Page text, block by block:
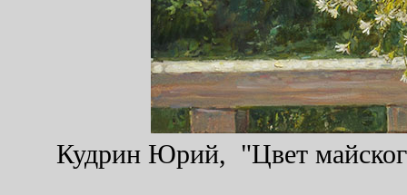
Кудрин Юрий, "Цвет